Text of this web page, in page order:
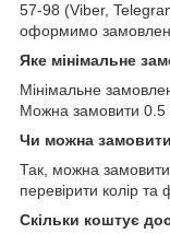
57-98 (Viber,
оформимо
Яке мінімальне
Мінімальне
Можна замовити
Чи можна
Так, можна замовити
перевірити колір
Скільки коштує